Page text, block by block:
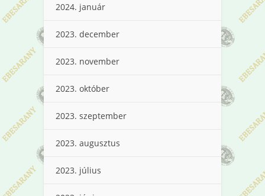
2024. január
2023. december
2023. november
2023. október
2023. szeptember
2023. augusztus
2023. július